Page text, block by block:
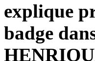
explique
badge